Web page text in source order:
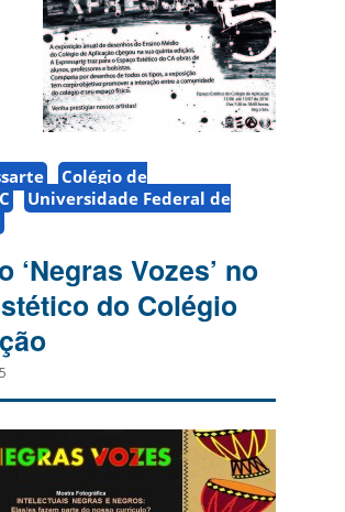
Colégio de
Universidade Federal de
‘Negras Vozes’ no
do Colégio